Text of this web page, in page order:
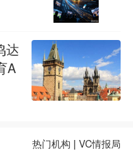
达
A
热门机构 |VC情报局